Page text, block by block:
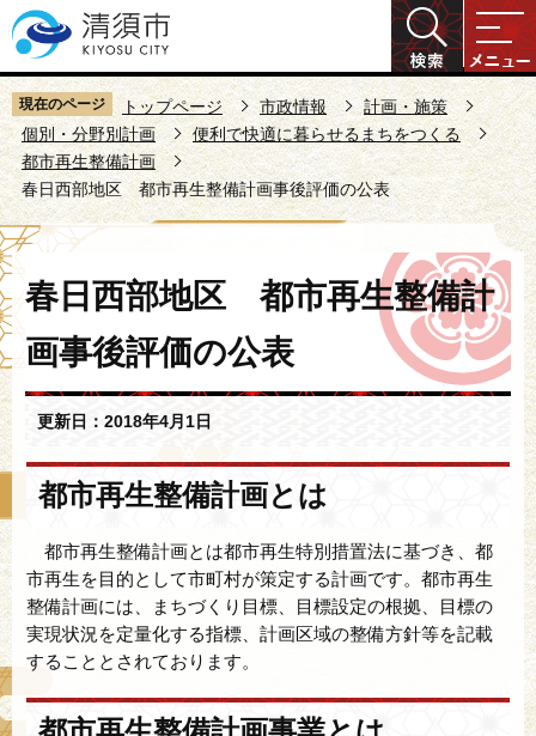
こ
の
ペ
ー
ジ
の
先
頭
で
す
現在のページ トップページ 市政情報
計画・施策
個別・分野別計画
便利で快適に暮らせるまちをつくる
都市再生整備計画
春日西部地区 都市再生整備計画事後評価の公表
文
か
春日西部地区 都市再生整備計
画事後評価の公表
更新日：2018年4月1日
都市再生整備計画とは
都市再生整備計画とは都市再生特別措置法に基づき、都
市再生を目的として市町村が策定する計画です。都市再生
整備計画には、まちづくり目標、目標設定の根拠、目標の
実現状況を定量化する指標、計画区域の整備方針等を記載
することとされております。